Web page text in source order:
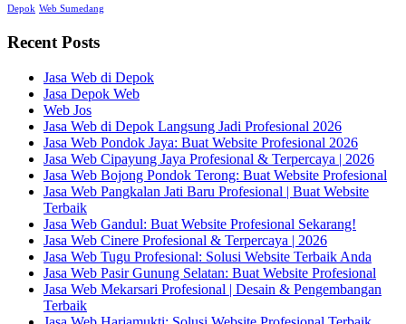
Depok Web Sumedang
Recent Posts
Jasa Web di Depok
Jasa Depok Web
Web Jos
Jasa Web di Depok Langsung Jadi Profesional 2026
Jasa Web Pondok Jaya: Buat Website Profesional 2026
Jasa Web Cipayung Jaya Profesional & Terpercaya | 2026
Jasa Web Bojong Pondok Terong: Buat Website Profesional
Jasa Web Pangkalan Jati Baru Profesional | Buat Website
Terbaik
Jasa Web Gandul: Buat Website Profesional Sekarang!
Jasa Web Cinere Profesional & Terpercaya | 2026
Jasa Web Tugu Profesional: Solusi Website Terbaik Anda
Jasa Web Pasir Gunung Selatan: Buat Website Profesional
Jasa Web Mekarsari Profesional | Desain & Pengembangan
Terbaik